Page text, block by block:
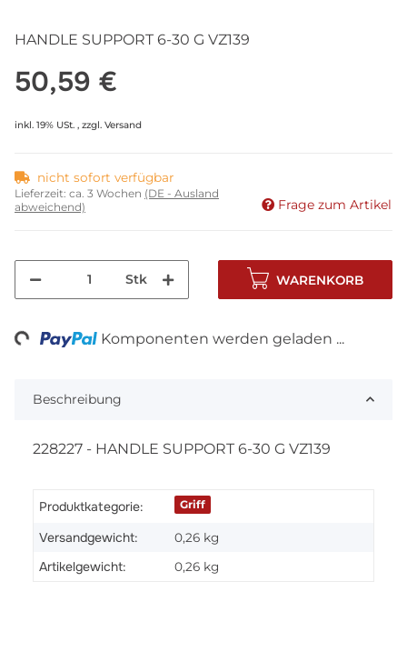
HANDLE SUPPORT 6-30 G VZ139
50,59 €
inkl. 19% USt. , zzgl. Versand
nicht sofort verfügbar
Lieferzeit: ca. 3 Wochen (DE - Ausland
abweichend)
Frage zum Artikel
Stk WARENKORB
Komponenten werden geladen ...
Beschreibung
228227 - HANDLE SUPPORT 6-30 G VZ139
Produktkategorie: Griff
Versandgewicht: 0,26 kg
Artikelgewicht: 0,26 kg